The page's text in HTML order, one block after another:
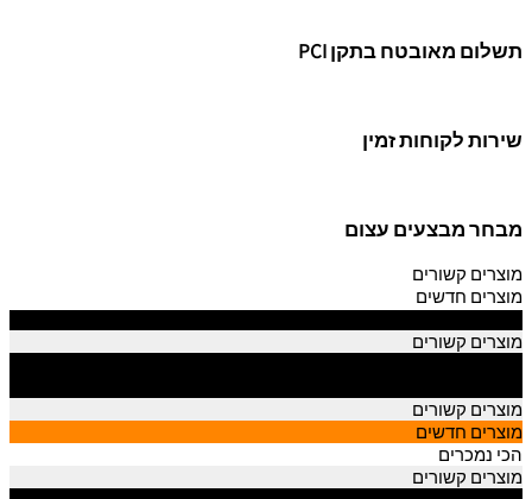
תשלום מאובטח בתקן PCI
שירות לקוחות זמין
מבחר מבצעים עצום
מוצרים קשורים
מוצרים חדשים
מוצרים קשורים
מוצרים קשורים
מוצרים חדשים
הכי נמכרים
מוצרים קשורים